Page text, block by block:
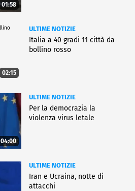
01:58
02:15
ULTIME NOTIZIE
Italia a 40 gradi 11 città da
bollino rosso
04:00
ULTIME NOTIZIE
Per la democrazia la
violenza virus letale
ULTIME NOTIZIE
Iran e Ucraina, notte di
attacchi